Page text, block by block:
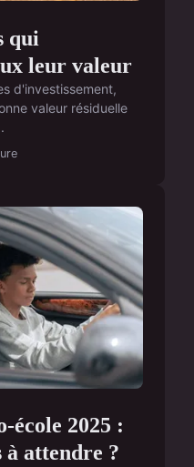
qui
leur valeur
d'investissement,
valeur résiduelle
école 2025 :
à attendre ?